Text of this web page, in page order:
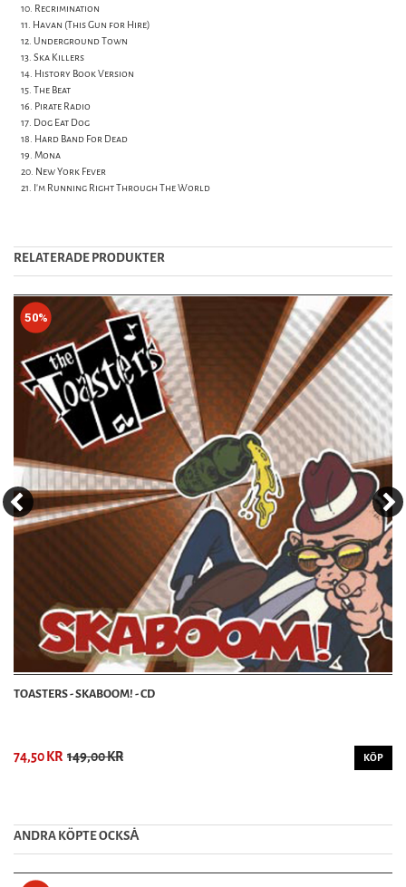
10. Recrimination
11. Havan (This Gun for Hire)
12. Underground Town
13. Ska Killers
14. History Book Version
15. The Beat
16. Pirate Radio
17. Dog Eat Dog
18. Hard Band For Dead
19. Mona
20. New York Fever
21. I'm Running Right Through The World
RELATERADE PRODUKTER
50%
TOASTERS - SKABOOM! - CD
74,50 KR 149,00 KR KÖP
ANDRA KÖPTE OCKSȦ